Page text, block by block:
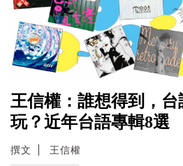
王信權：誰想得到，
玩？近年台語專輯8選
撰文 王信權